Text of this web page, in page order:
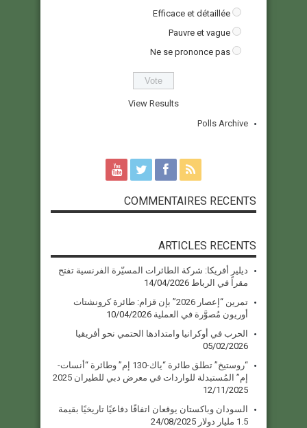
Efficace et détaillée
Pauvre et vague
Ne se prononce pas
View Results
Polls Archive
COMMENTAIRES RECENTS
ARTICLES RECENTS
ديلير أفريكا: شركة الطائرات المسيّرة الفرنسية تفتح
مقراً في الرباط 14/04/2026
تمرين “إعصار 2026” بإن قزام: طائرة كرونشتات
أوريون مُصوَّرة في العملية 10/04/2026
الحرب في أوكرانيا وامتدادها الحتمي نحو أفريقيا
05/02/2026
“روستيخ” تطلق طائرة “ياك-130 إم” وطائرة “أنسات-
إم” المُستبدلة للواردات في معرض دبي للطيران 2025
12/11/2025
السودان وباكستان يوقعان اتفاقًا دفاعيًا تاريخيًا بقيمة
1.5 مليار دولار
24/08/2025